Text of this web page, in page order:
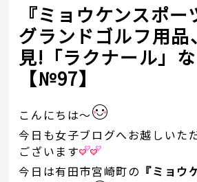
『ミョウケンスポ
グランドゴルフ用品
見!「ラクナール」
【№97】
こんにちは～
今日も女子ブログへお越しいた
ございます
今日は有田市宮崎町の 『ミョウ